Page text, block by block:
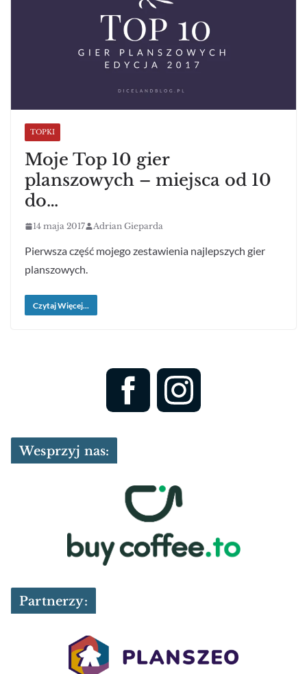
TOPKI
Moje Top 10 gier
planszowych – miejsca od 10
do…
14 maja 2017 Adrian Gieparda
Pierwsza część mojego zestawienia najlepszych gier
planszowych.
Czytaj Więcej...
Wesprzyj nas:
Partnerzy: